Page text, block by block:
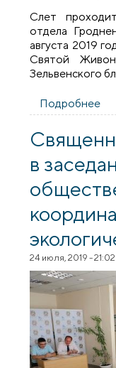
Слет
отдела
августа 2019
Святой
Зельвенского
Подробнее
в
24 июля, 2019 - 21:02